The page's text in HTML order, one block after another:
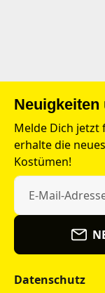
Neuigkeiten
Melde Dich jetzt
erhalte die
Kostümen!
Datenschutz